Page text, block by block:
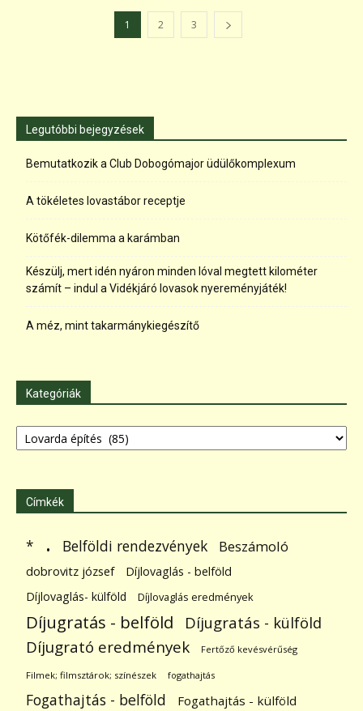
1 2 3
Legutóbbi bejegyzések
Bemutatkozik a Club Dobogómajor üdülőkomplexum
A tökéletes lovastábor receptje
Kötőfék-dilemma a karámban
Készülj, mert idén nyáron minden lóval megtett kilométer
számít – indul a Vidékjáró lovasok nyereményjáték!
A méz, mint takarmánykiegészítő
Kategóriák
Kategóriák
Címkék
* . Belföldi rendezvények Beszámoló
dobrovitz józsef
Díjlovaglás - belföld
Díjlovaglás- külföld
Díjlovaglás eredmények
Díjugratás - belföld Díjugratás - külföld
Díjugrató eredmények Fertőző kevésvérűség
Filmek; filmsztárok; színészek fogathajtás
Fogathajtás - belföld Fogathajtás - külföld